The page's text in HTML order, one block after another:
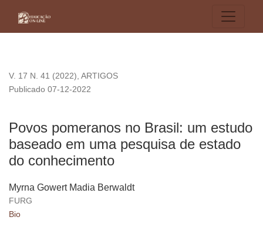
V. 17 N. 41 (2022), ARTIGOS
Povos pomeranos no Brasil: um estudo
baseado em uma pesquisa de estado
do conhecimento
Publicado 07-12-2022
Myrna Gowert Madia Berwaldt
FURG
Bio